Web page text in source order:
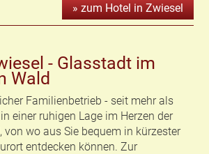
» zum Hotel in Zwiesel
- Glasstadt im
Wald
Familienbetrieb - seit mehr als
einer ruhigen Lage im Herzen der
von wo aus Sie bequem in kürzester
entdecken können. Zur